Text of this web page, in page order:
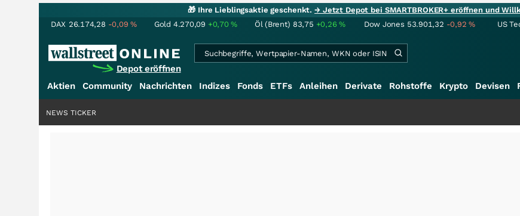
🎁 Ihre Lieblingsaktie geschenkt.→ Jetzt Depot bei SMARTBROKER+ eröffnen und
DAX 26.174,28 -0,09% Gold 4.270,09 +0,70% Öl (Brent) 83,75 +0,26% Dow Jones 53.901,32 -0,92% US
Depot eröffnen
Aktien Community Nachrichten Indizes Fonds ETFs Anleihen Derivate Rohstoffe Krypto Devisen
NEWS TICKER